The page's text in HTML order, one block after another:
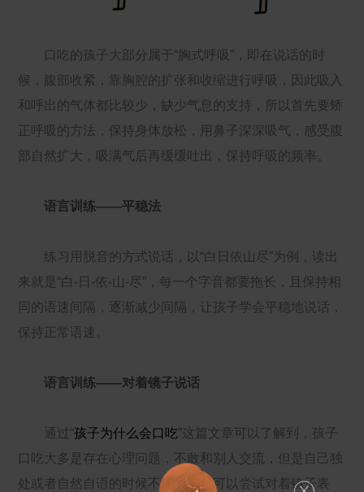
口吃的孩子大部分属于“胸式呼吸”，即在说话的时
候，腹部收紧，靠胸腔的扩张和收缩进行呼吸，因此吸入
和呼出的气体都比较少，缺少气息的支持，所以首先要矫
正呼吸的方法，保持身体放松，用鼻子深深吸气，感受腹
部自然扩大，吸满气后再缓缓吐出，保持呼吸的频率。
语言训练——平稳法
练习用脱音的方式说话，以“白日依山尽”为例，读出
来就是“白-日-依-山-尽”，每一个字音都要拖长，且保持相
同的语速间隔，逐渐减少间隔，让孩子学会平稳地说话，
保持正常语速。
语言训练——对着镜子说话
通过“孩子为什么会口吃”这篇文章可以了解到，孩子
口吃大多是存在心理问题，不敢和别人交流，但是自己独
处或者自然自语的时候不会紧张，可以尝试对着镜子表